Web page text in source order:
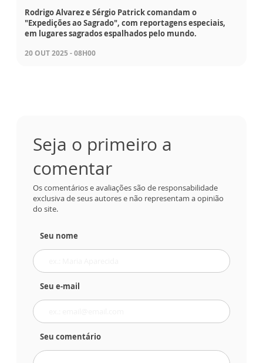
Rodrigo Alvarez e Sérgio Patrick comandam o
"Expedições ao Sagrado", com reportagens especiais,
em lugares sagrados espalhados pelo mundo.
20 OUT 2025 - 08H00
Seja o primeiro a
comentar
Os comentários e avaliações são de responsabilidade
exclusiva de seus autores e não representam a opinião
do site.
Seu nome
Seu e-mail
Seu comentário